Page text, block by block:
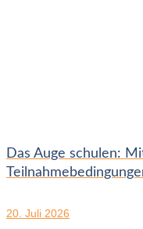
Das Auge schulen:
20. Juli 2026